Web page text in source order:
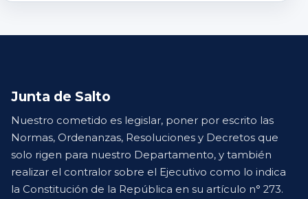
Junta de Salto
Nuestro cometido es legislar, poner por escrito las
Normas, Ordenanzas, Resoluciones y Decretos que
solo rigen para nuestro Departamento, y también
realizar el contralor sobre el Ejecutivo como lo indica
la Constitución de la República en su artículo n° 273.